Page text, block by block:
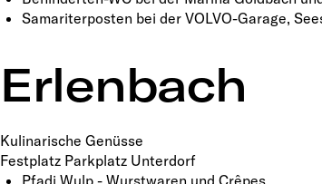
Samariterposten bei der VOLVO-Garage,
Erlenbach
Kulinarische Genüsse
Festplatz Parkplatz Unterdorf
Pfadi Wulp - Wurstwaren und Crêpes